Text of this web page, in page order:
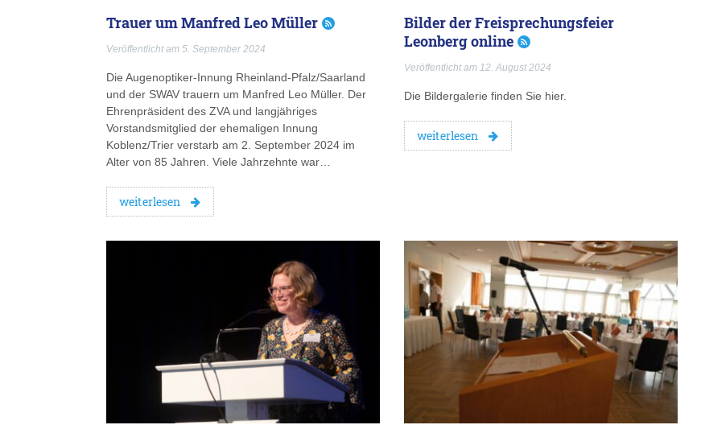
Trauer um Manfred Leo Müller
Veröffentlicht am 5. September 2024
Die Augenoptiker-Innung Rheinland-Pfalz/Saarland
und der SWAV trauern um Manfred Leo Müller. Der
Ehrenpräsident des ZVA und langjähriges
Vorstandsmitglied der ehemaligen Innung
Koblenz/Trier verstarb am 2. September 2024 im
Alter von 85 Jahren. Viele Jahrzehnte war…
weiterlesen
Bilder der Freisprechungsfeier
Leonberg online
Veröffentlicht am 12. August 2024
Die Bildergalerie finden Sie hier.
weiterlesen